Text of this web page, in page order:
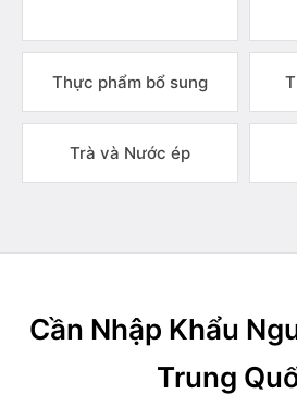
Thực phẩm bổ sung
Trà và Nước ép
Cần Nhập Khẩu
Trung